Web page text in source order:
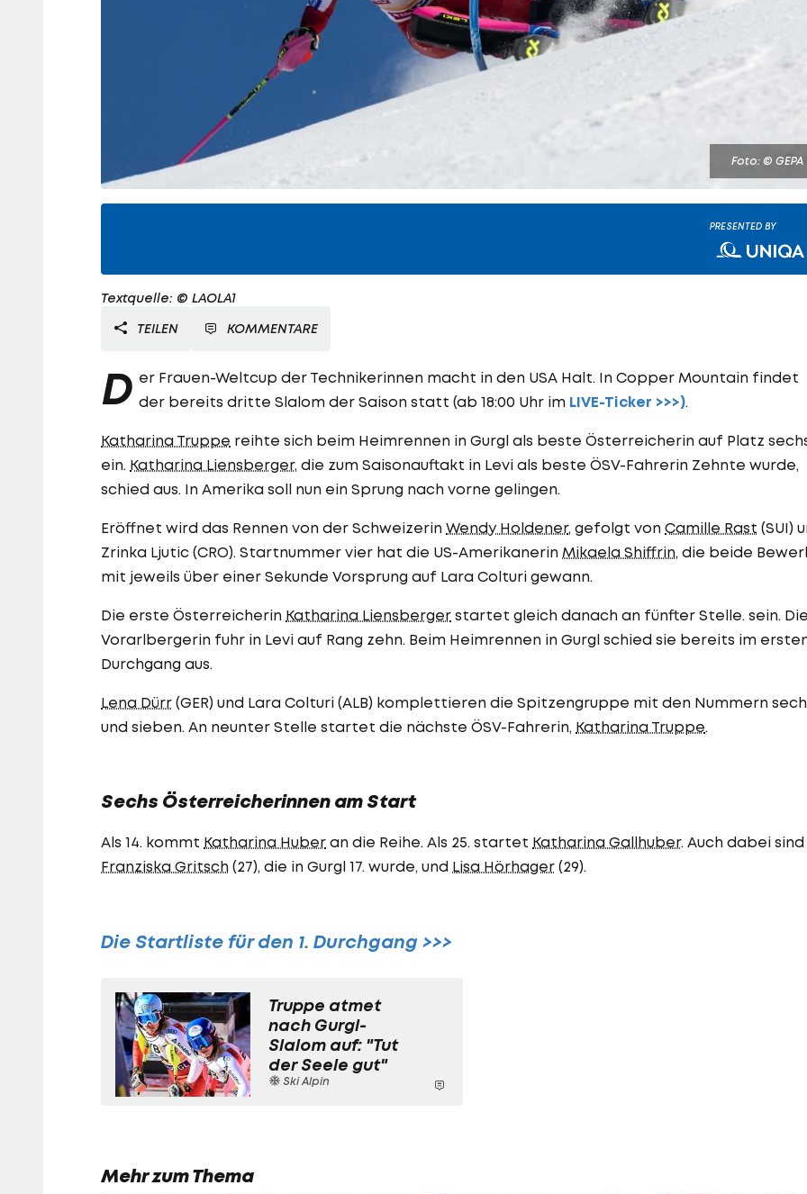
Foto: © GEPA
PRESENTED BY
Textquelle: © LAOLA1
TEILEN
KOMMENTARE
D er Frauen-Weltcup der Technikerinnen macht in den USA Halt. In Copper Mountain findet
der bereits dritte Slalom der Saison statt (ab 18:00 Uhr im LIVE-Ticker >>>).
Katharina Truppe reihte sich beim Heimrennen in Gurgl als beste Österreicherin auf Platz
ein. Katharina Liensberger, die zum Saisonauftakt in Levi als beste ÖSV-Fahrerin Zehnte wurde,
schied aus. In Amerika soll nun ein Sprung nach vorne gelingen.
Eröffnet wird das Rennen von der Schweizerin Wendy Holdener, gefolgt von Camille Rast (SUI)
Zrinka Ljutic (CRO). Startnummer vier hat die US-Amerikanerin Mikaela Shiffrin, die beide
mit jeweils über einer Sekunde Vorsprung auf Lara Colturi gewann.
Die erste Österreicherin Katharina Liensberger startet gleich danach an fünfter Stelle. sein.
Vorarlbergerin fuhr in Levi auf Rang zehn. Beim Heimrennen in Gurgl schied sie bereits im
Durchgang aus.
Lena Dürr (GER) und Lara Colturi (ALB) komplettieren die Spitzengruppe mit den Nummern
und sieben. An neunter Stelle startet die nächste ÖSV-Fahrerin, Katharina Truppe.
Sechs Österreicherinnen am Start
Als 14. kommt Katharina Huber an die Reihe. Als 25. startet Katharina Gallhuber. Auch dabei sind
Franziska Gritsch (27), die in Gurgl 17. wurde, und Lisa Hörhager (29).
Die Startliste für den 1. Durchgang >>>
Truppe atmet
nach Gurgl-
Slalom auf: "Tut
der Seele gut"
Ski Alpin
Mehr zum Thema